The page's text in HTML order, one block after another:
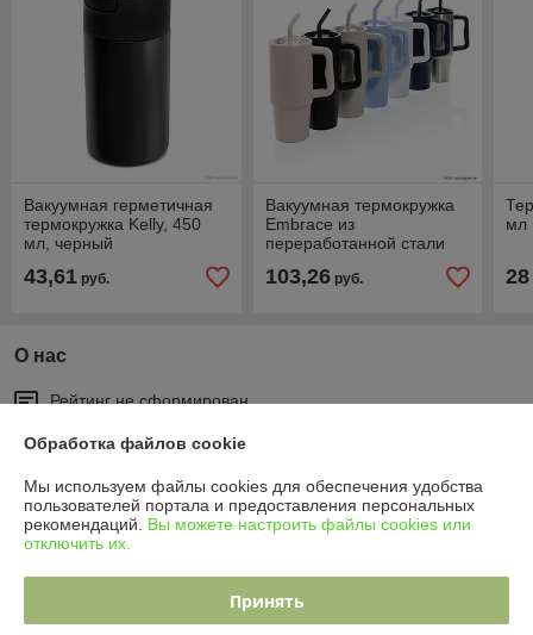
Вакуумная герметичная
термокружка Kelly, 450
мл, черный
43,61 руб.
Вакуумная термокружка
Embrace из
переработанной стали
103,26руб.
мл
28
О нас
Рейтинг не сформирован
г. Минск
Минск, Беларусь
Обработка файлов cookie
Мы используем файлы cookies для обеспечения удобства
пользователей портала и предоставления персональных
рекомендаций. Вы можете настроить файлы cookies или
отключить их.
Принять